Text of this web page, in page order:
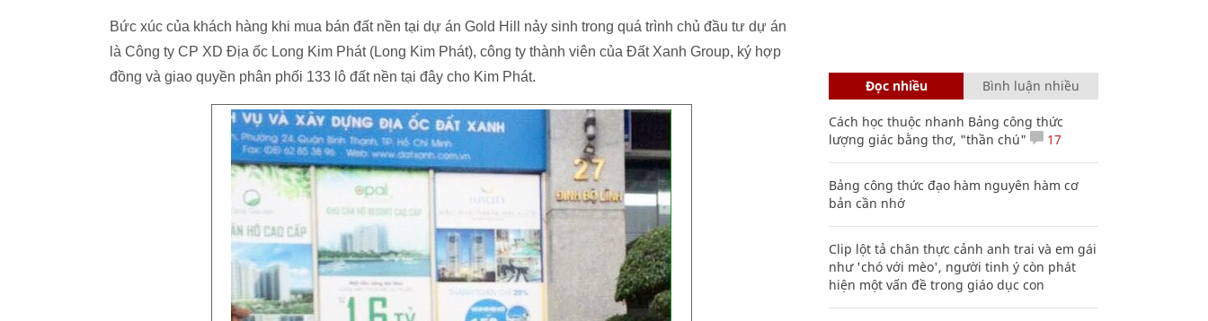
Bức xúc của khách hàng khi mua bán đất nền tại dự án Gold Hill nảy sinh trong quá trình chủ đầu tư dự án
là Công ty CP XD Địa ốc Long Kim Phát (Long Kim Phát), công ty thành viên của Đất Xanh Group, ký hợp
đồng và giao quyền phân phối 133 lô đất nền tại đây cho Kim Phát.
Đọc nhiều Bình luận nhiều
Cách học thuộc nhanh Bảng công thức
lượng giác bằng thơ, "thần chú"
17
Bảng công thức đạo hàm nguyên hàm cơ
bản cần nhớ
Clip lột tả chân thực cảnh anh trai và em gái
như 'chó với mèo', người tinh ý còn phát
hiện một vấn đề trong giáo dục con